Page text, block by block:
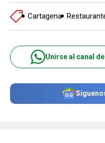
Cartagena
Unirse al canal